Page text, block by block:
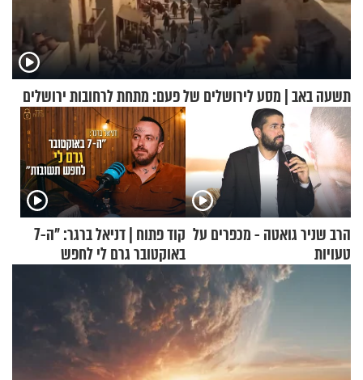
תשעה באב | מסע לירושלים של פעם: מתחת לרחובות ירושלים
הרב שניר גואטה - מכפרים על
טעויות
קוד פתוח | דניאל ברגר: "ה-7
באוקטובר גרם לי לחפש
תשובות"